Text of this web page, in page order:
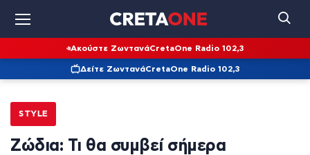
Ακούστε ΖωντανάCretaOne Radio 102,3
Δείτε ΖωντανάCretaOne Radio 102,3
STYLE
Ζώδια: Τι θα συμβεί σήμερα